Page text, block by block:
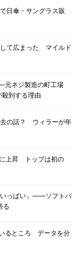
日傘・サングラス販
して広まった マイルド
元ネジ製造の町工場
到する理由
去の話？ ウィラーが年
に上昇 トップは初の
いっぱい」――ソフトバ
る
るところ データを分